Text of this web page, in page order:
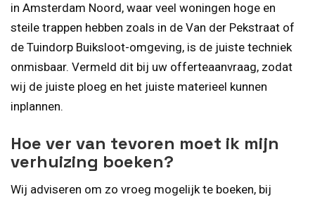
in Amsterdam Noord, waar veel woningen hoge en
steile trappen hebben zoals in de Van der Pekstraat of
de Tuindorp Buiksloot-omgeving, is de juiste techniek
onmisbaar. Vermeld dit bij uw offerteaanvraag, zodat
wij de juiste ploeg en het juiste materieel kunnen
inplannen.
Hoe ver van tevoren moet ik mijn
verhuizing boeken?
Wij adviseren om zo vroeg mogelijk te boeken, bij